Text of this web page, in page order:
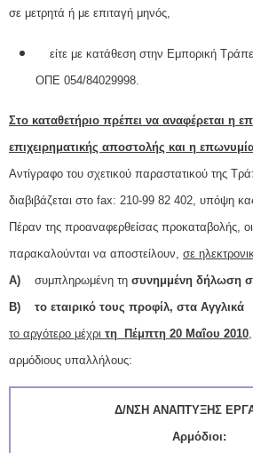
σε μετρητά ή με επιταγή μηνός,
είτε με κατάθεση στην Εμπορική
ΟΠΕ 054/84029998.
Στο καταθετήριο πρέπει να αναφέρεται η
επιχειρηματικής αποστολής και η
Αντίγραφο του σχετικού παραστατικού της
διαβιβάζεται στο fax: 210-99 82 402, υπόψη
Πέραν της προαναφερθείσας προκαταβολής, οι
παρακαλούνται να αποστείλουν, σε
A) συμπληρωμένη τη συνημμένη δήλωση
B)
το εταιρικό τους προφίλ, στα Αγγλικά
το αργότερο μέχρι τη Πέμπτη 20 Μαΐου 2010
αρμόδιους υπαλλήλους:
Δ/ΝΣΗ ΑΝΑΠΤΥΞΗΣ
Αρμόδιοι: